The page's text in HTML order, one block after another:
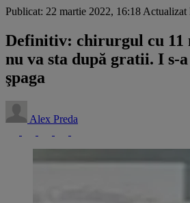
Publicat: 22 martie 2022, 16:18 Actualizat
Definitiv: chirurgul cu 11
nu va sta după gratii. I s-
şpaga
Alex Preda